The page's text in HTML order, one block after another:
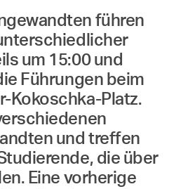
führen
um 15:00 und
Führungen beim
Kokoschka-Platz.
und treffen
die über
Eine vorherige